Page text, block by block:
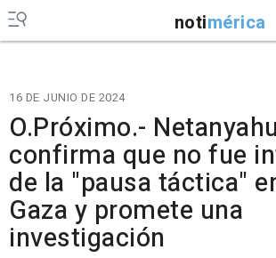
notimérica
16 DE JUNIO DE 2024
O.Próximo.- Netanyahu
confirma que no fue
de la "pausa táctica"
Gaza y promete una
investigación